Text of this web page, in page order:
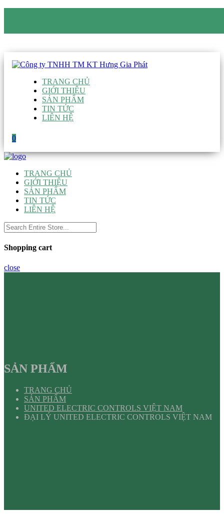
TRANG CHỦ
GIỚI THIỆU
SẢN PHẨM
TIN TỨC
LIÊN HỆ
0
TRANG CHỦ
GIỚI THIỆU
SẢN PHẨM
TIN TỨC
LIÊN HỆ
Shopping cart
close
SẢN PHẨM
TRANG CHỦ
SẢN PHẨM
UNITED ELECTRIC CONTROLS VIỆT NAM
ĐẠI LÝ UNITED ELECTRIC CONTROLS VIỆT NAM